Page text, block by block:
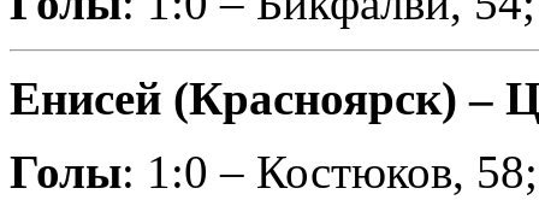
Енисей (Красноярск) –
Голы: 1:0 – Костюков,